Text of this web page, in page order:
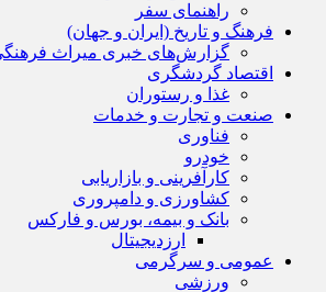
راهنمای سفر
فرهنگ و تاریخ (ایران و جهان)
گزارش‌های خبری میراث
اقتصاد گردشگری
غذا و رستوران
صنعت و تجارت و خدمات
فناوری
خودرو
کارآفرینی و بازاریابی
کشاورزی و دامپروری
بانک و بیمه، بورس و فارکس
ارزدیجیتال
عمومی و سرگرمی
ورزشی